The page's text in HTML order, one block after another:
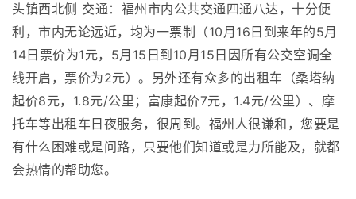
头镇西北侧 交通：福州市内公共交通四通八达，十分便
利，市内无论远近，均为一票制（10月16日到来年的5月
14日票价为1元，5月15日到10月15日因所有公交空调全
线开启，票价为2元）。另外还有众多的出租车（桑塔纳
起价8元，1.8元/公里；富康起价7元，1.4元/公里）、摩
托车等出租车日夜服务，很周到。福州人很谦和，您要是
有什么困难或是问路，只要他们知道或是力所能及，就都
会热情的帮助您。